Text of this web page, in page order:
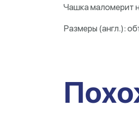
Чашка маломерит
Размеры (англ.):